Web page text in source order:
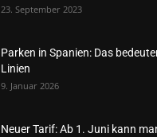
23. September 2023
Parken in Spanien: Das
Linien
9. Januar 2026
Neuer Tarif: Ab 1. Juni kann